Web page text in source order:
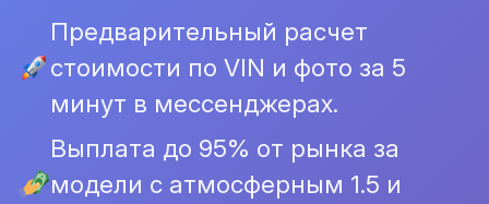
Предварительный расчет
стоимости по VIN и фото за 5
минут в мессенджерах.
Выплата до 95% от рынка за
модели с атмосферным 1.5 и